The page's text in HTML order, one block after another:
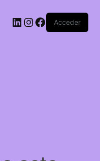
LinkedIn
Instagram
Facebook
Acceder